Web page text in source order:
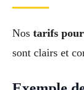
Nos tarifs
sont clairs et